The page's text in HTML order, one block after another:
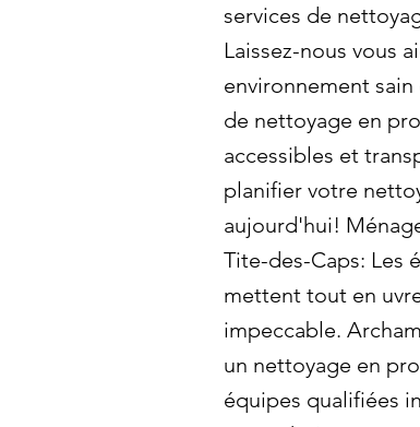
services de
Laissez-nous vous
environnement
de nettoyage en
accessibles et
planifier votre
aujourd'hui!
Tite-des-Caps: Les
mettent tout en
impeccable.
un nettoyage en
équipes qualifiées